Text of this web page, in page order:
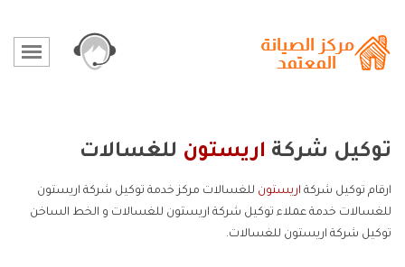
توكيل شركة اريستون للغسالات
ارقام توكيل شركة اريستون للغسالات مركز خدمة توكيل شركة اريستون
للغسالات خدمة عملاء توكيل شركة اريستون للغسالات و الخط الساخن
توكيل شركة اريستون للغسالات.